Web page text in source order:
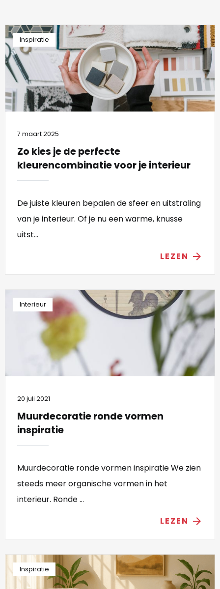
Inspiratie
7 maart 2025
Zo kies je de perfecte
kleurencombinatie voor je interieur
De juiste kleuren bepalen de sfeer en uitstraling
van je interieur. Of je nu een warme, knusse
uitst...
LEZEN arrow_forward
Interieur
20 juli 2021
Muurdecoratie ronde vormen
inspiratie
Muurdecoratie ronde vormen inspiratie We zien
steeds meer organische vormen in het
interieur. Ronde ...
LEZEN arrow_forward
Inspiratie